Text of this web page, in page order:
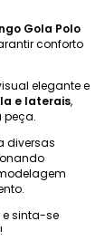
Gola Polo
conforto
elegante e
e laterais,
peça.
diversas
e sinta-se